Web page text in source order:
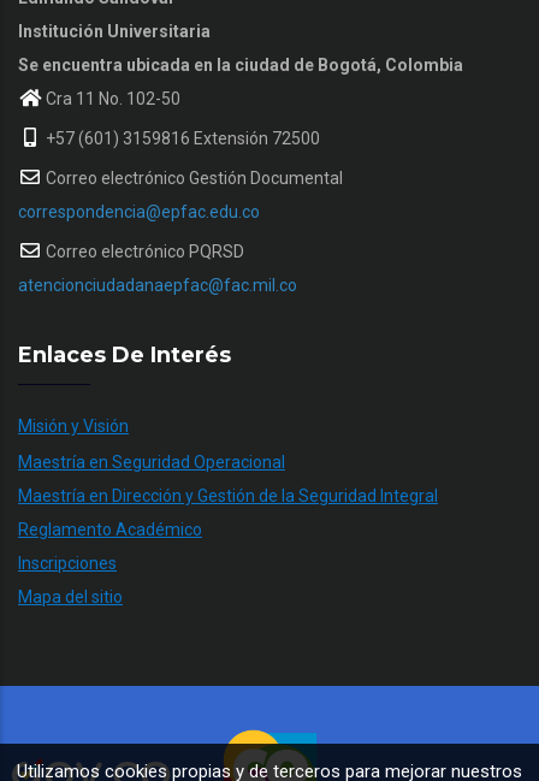
Institución Universitaria
Se encuentra ubicada en la ciudad de Bogotá, Colombia
Cra 11 No. 102-50
+57 (601) 3159816 Extensión 72500
Correo electrónico Gestión Documental
correspondencia@epfac.edu.co
Correo electrónico PQRSD
atencionciudadanaepfac@fac.mil.co
Enlaces De Interés
Misión y Visión
Maestría en Seguridad Operacional
Maestría en Dirección y Gestión de la Seguridad Integral
Reglamento Académico
Inscripciones
Mapa del sitio
Utilizamos cookies propias y de terceros para mejorar nuestros